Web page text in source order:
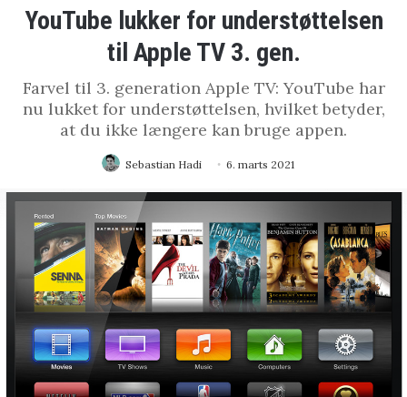
YouTube lukker for understøttelsen
til Apple TV 3. gen.
Farvel til 3. generation Apple TV: YouTube har
nu lukket for understøttelsen, hvilket betyder,
at du ikke længere kan bruge appen.
Sebastian Hadi 6. marts 2021